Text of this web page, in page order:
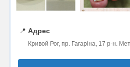
📍 Адрес
Кривой Рог, пр. Гагаріна, 17 р-н.